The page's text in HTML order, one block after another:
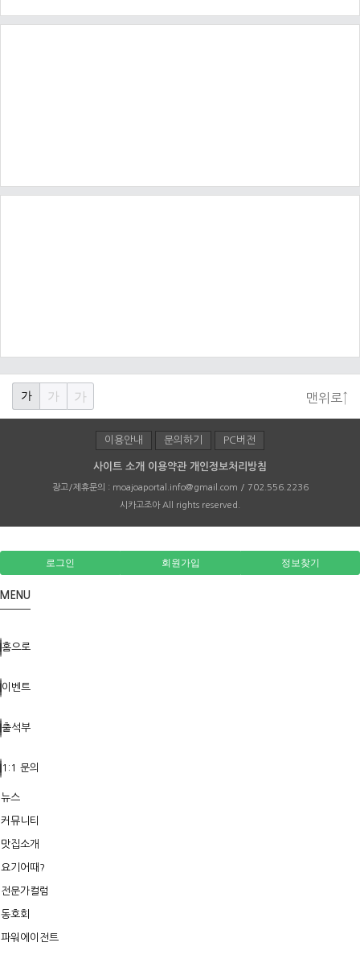
맨위로↑
가 가 가
이용안내 문의하기 PC버전
사이트 소개 이용약관 개인정보처리방침
광고/제휴문의 : moajoaportal.info@gmail.com / 702.556.2236
시카고조아 All rights reserved.
로그인 회원가입 정보찾기
MENU
홈으로
이벤트
출석부
1:1 문의
뉴스
커뮤니티
맛집소개
요기어때?
전문가컬럼
동호회
파워에이전트